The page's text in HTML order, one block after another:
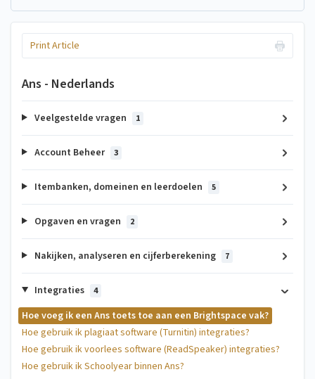
Print Article
Ans - Nederlands
Veelgestelde vragen 1
Account Beheer 3
Itembanken, domeinen en leerdoelen 5
Opgaven en vragen 2
Nakijken, analyseren en cijferberekening 7
Integraties 4
Hoe voeg ik een Ans toets toe aan een Brightspace vak?
Hoe gebruik ik plagiaat software (Turnitin) integraties?
Hoe gebruik ik voorlees software (ReadSpeaker) integraties?
Hoe gebruik ik Schoolyear binnen Ans?